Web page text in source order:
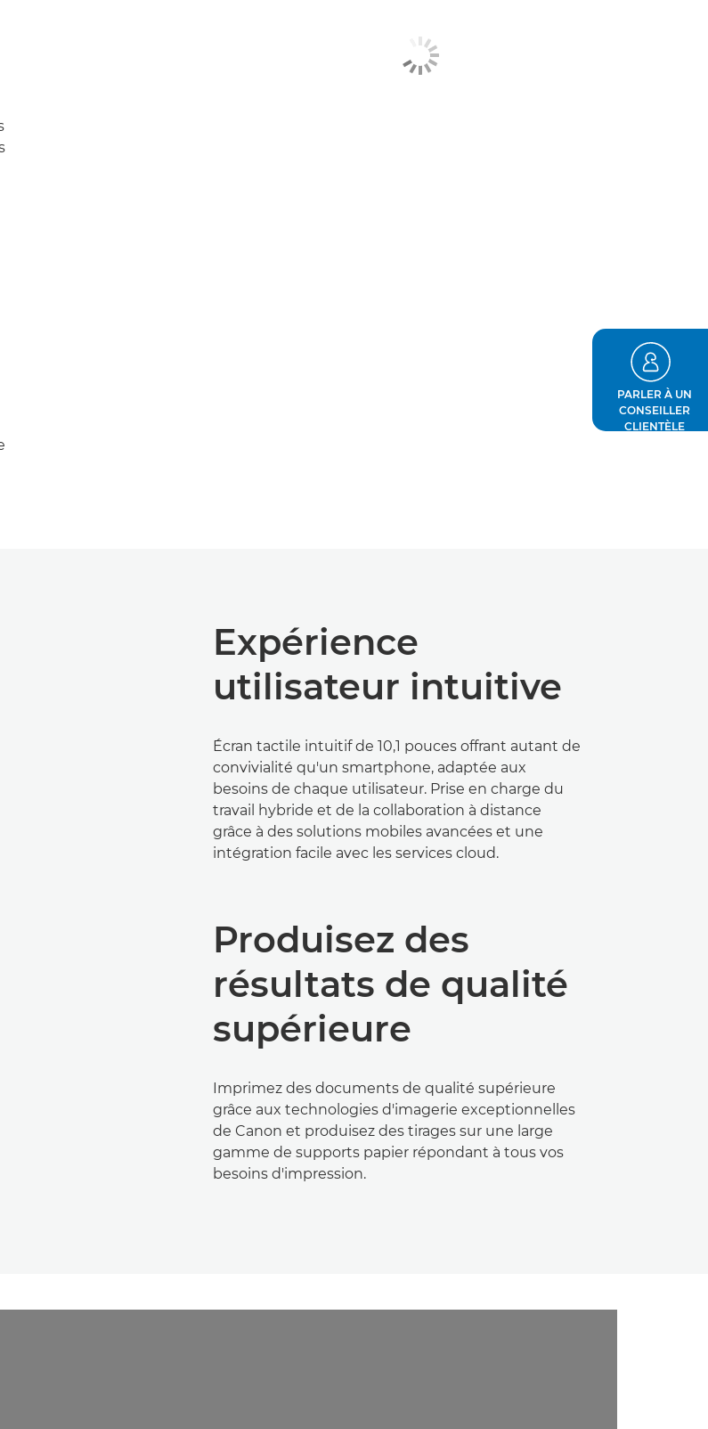
Expérience
utilisateur intuitive
Écran tactile intuitif de 10,1 pouces offrant autant de
convivialité qu'un smartphone, adaptée aux
besoins de chaque utilisateur. Prise en charge du
travail hybride et de la collaboration à distance
grâce à des solutions mobiles avancées et une
intégration facile avec les services cloud.
Produisez des
résultats de qualité
supérieure
Imprimez des documents de qualité supérieure
grâce aux technologies d'imagerie exceptionnelles
de Canon et produisez des tirages sur une large
gamme de supports papier répondant à tous vos
besoins d'impression.
PARLER À UN
CONSEILLER
CLIENTÈLE